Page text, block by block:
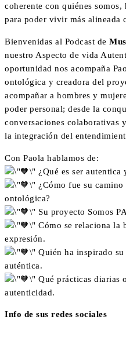
coherente con quiénes
para poder vivir más alineada
Bienvenidas al Podcast de
nuestro Aspecto de vida
oportunidad nos acompaña
ontológica y creadora del
acompañar a hombres y
poder personal; desde la
conversaciones colaborativas
la integración del
Con Paola hablamos de:
¿Qué es ser autentica
¿Cómo fue su
ontológica?
Su proyecto Somos
Cómo se relaciona la
expresión.
Quién ha inspirado
auténtica.
Qué prácticas diarias
autenticidad.
Info de sus redes sociales